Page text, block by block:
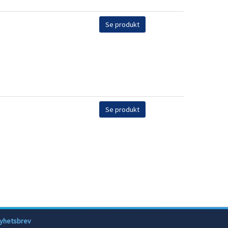
Se produkt
Se produkt